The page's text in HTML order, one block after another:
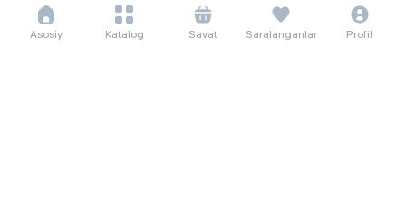
Asosiy Katalog Savat Saralanganlar Profil